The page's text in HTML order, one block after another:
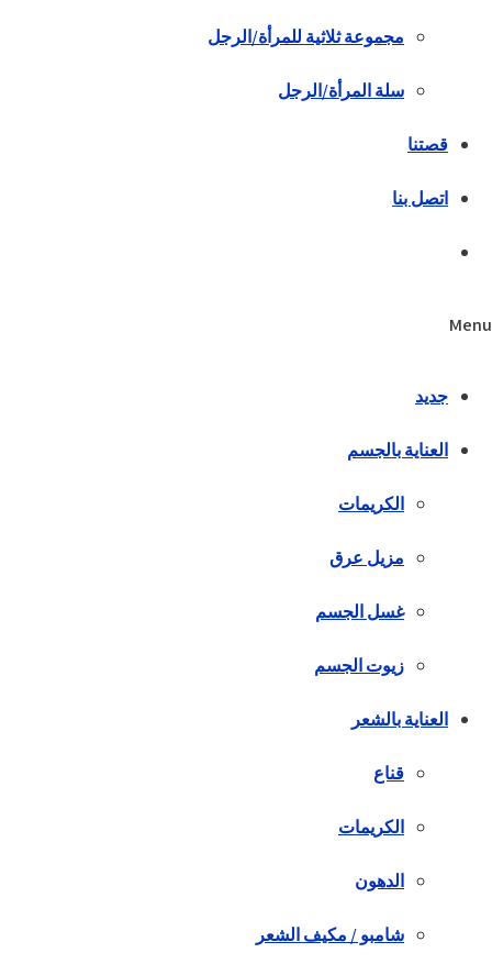
مجموعة ثلاثية للمرأة/الرجل
سلة المرأة/الرجل
قصتنا
اتصل بنا
Menu
جديد
العناية بالجسم
الكريمات
مزيل عرق
غسل الجسم
زيوت الجسم
العناية بالشعر
قناع
الكريمات
الدهون
شامبو / مكيف الشعر